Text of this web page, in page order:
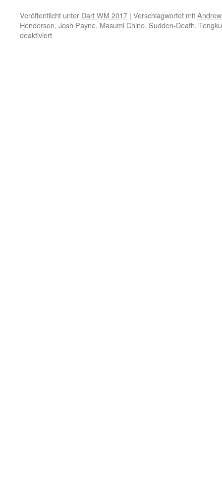
Veröffentlicht unter Dart WM 2017 | Verschlagwortet mit
Henderson, Josh Payne, Masumi Chino, Sudden-Death,
deaktiviertfür